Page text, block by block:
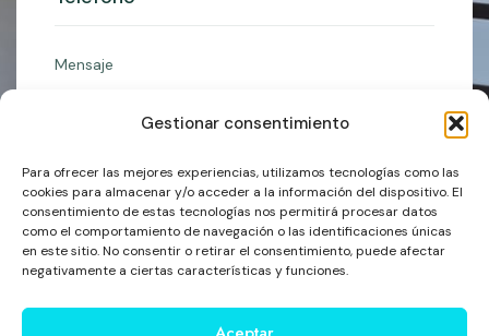
Gestionar consentimiento
Para ofrecer las mejores experiencias, utilizamos tecnologías como las
cookies para almacenar y/o acceder a la información del dispositivo. El
consentimiento de estas tecnologías nos permitirá procesar datos
como el comportamiento de navegación o las identificaciones únicas
en este sitio. No consentir o retirar el consentimiento, puede afectar
negativamente a ciertas características y funciones.
Mensaje
Enviar